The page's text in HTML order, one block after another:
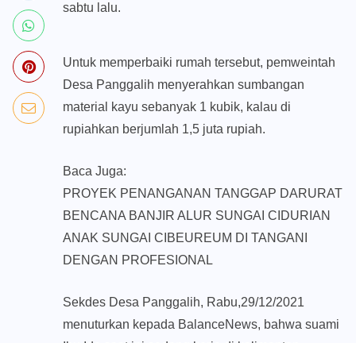
sabtu lalu.
Untuk memperbaiki rumah tersebut, pemweintah
Desa Panggalih menyerahkan sumbangan
material kayu sebanyak 1 kubik, kalau di
rupiahkan berjumlah 1,5 juta rupiah.
Baca Juga:
PROYEK PENANGANAN TANGGAP DARURAT
BENCANA BANJIR ALUR SUNGAI CIDURIAN
ANAK SUNGAI CIBEUREUM DI TANGANI
DENGAN PROFESIONAL
Sekdes Desa Panggalih, Rabu,29/12/2021
menuturkan kepada BalanceNews, bahwa suami